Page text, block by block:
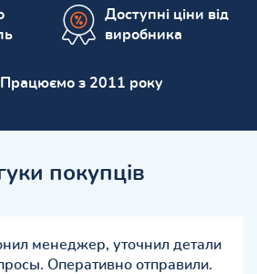
Доступні ціни від
виробника
Працюємо з 2011 року
покупців
менеджер, уточнил детали
Оперативно отправили.